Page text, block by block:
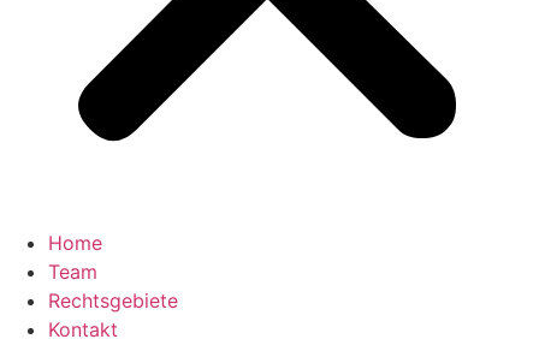
Home
Team
Rechtsgebiete
Kontakt